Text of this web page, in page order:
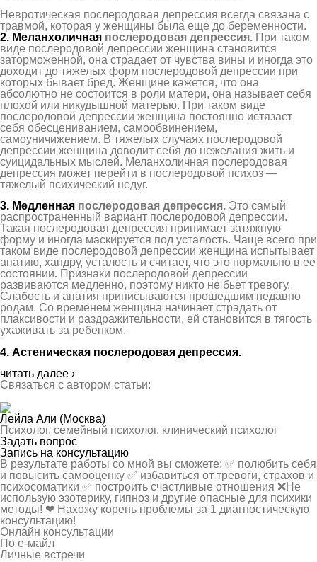
Невротическая послеродовая депрессия всегда связана с
травмой, которая у женщины была еще до беременности.
2. Меланхоличная послеродовая депрессия. При таком
виде послеродовой депрессии женщина становится
заторможенной, она страдает от чувства вины и иногда это
доходит до тяжелых форм послеродовой депрессии при
которых бывает бред. Женщине кажется, что она
абсолютно не состоится в роли матери, она называет себя
плохой или никудышной матерью. При таком виде
послеродовой депрессии женщина постоянно истязает
себя обесцениванием, самообвинением,
самоуничижением. В тяжелых случаях послеродовой
депрессии женщина доводит себя до нежелания жить и
суицидальных мыслей. Меланхоличная послеродовая
депрессия может перейти в послеродовой психоз —
тяжелый психический недуг.
3. Медленная послеродовая депрессия. Это самый
распространенный вариант послеродовой депрессии.
Такая послеродовая депрессия принимает затяжную
форму и иногда маскируется под усталость. Чаще всего при
таком виде послеродовой депрессии женщина испытывает
апатию, хандру, усталость и считает, что это нормально в ее
состоянии. Признаки послеродовой депрессии
развиваются медленно, поэтому никто не бьет тревогу.
Слабость и апатия приписываются прошедшим недавно
родам. Со временем женщина начинает страдать от
плаксивости и раздражительности, ей становится в тягость
ухаживать за ребенком.
4. Астеническая послеродовая депрессия.
читать далее ›
Связаться с автором статьи:
Лейла Али (Москва)
Психолог, семейный психолог, клинический психолог
Задать вопрос
Запись на консультацию
В результате работы со мной вы сможете: ✅ полюбить себя
и повысить самооценку ✅ избавиться от тревоги, страхов и
психосоматики ✅ построить счастливые отношения ❌Не
использую эзoтерику, гипноз и другие опасные для психики
методы! ❤ Нахожу корень проблемы за 1 диагностическую
консультацию!
Онлайн консультации
По е-майл
Личные встречи